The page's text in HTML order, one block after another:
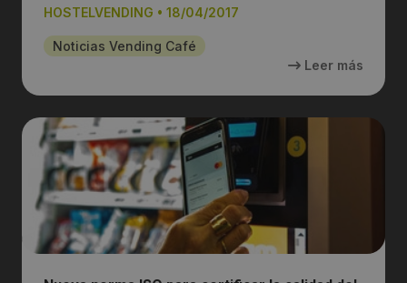
HOSTELVENDING • 18/04/2017
Noticias Vending Café
Leer más